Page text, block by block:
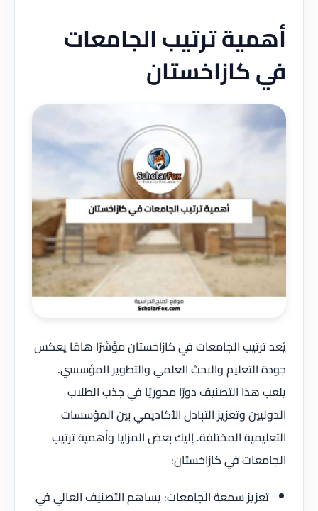
أهمية ترتيب الجامعات
في كازاخستان
يُعد ترتيب الجامعات في كازاخستان مؤشرًا هامًا يعكس
جودة التعليم والبحث العلمي والتطوير المؤسسي.
يلعب هذا التصنيف دورًا محوريًا في جذب الطلاب
الدوليين وتعزيز التبادل الأكاديمي بين المؤسسات
التعليمية المختلفة. إليك بعض المزايا وأهمية ترتيب
الجامعات في كازاخستان:
تعزيز سمعة الجامعات: يساهم التصنيف العالي في